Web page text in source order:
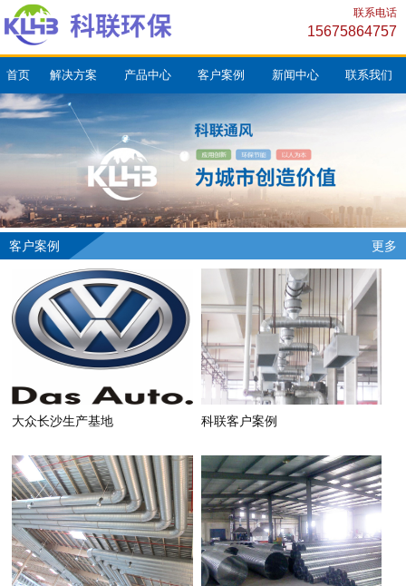
联系电话
15675864757
首页 解决方案 产品中心 客户案例 新闻中心 联系我们
客户案例 更多
大众长沙生产基地 科联客户案例